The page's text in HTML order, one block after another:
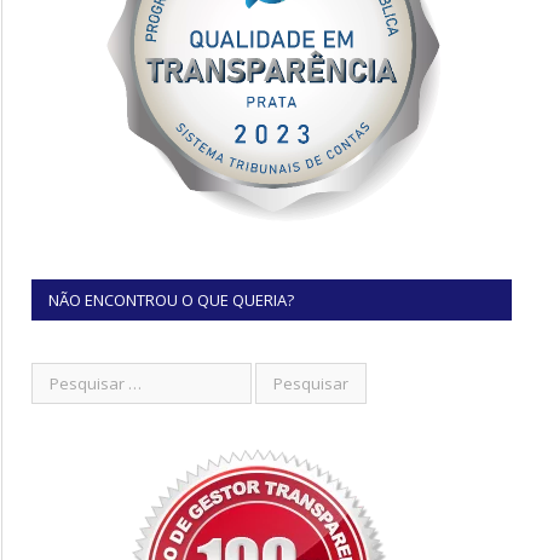
NÃO ENCONTROU O QUE QUERIA?